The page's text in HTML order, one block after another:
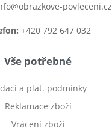
povleceni.cz
+420 792 647 032
Vše potřebné
a plat. podmínky
Reklamace zboží
Vrácení zboží